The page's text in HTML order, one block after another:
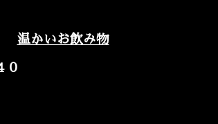
温かいお飲み物
０